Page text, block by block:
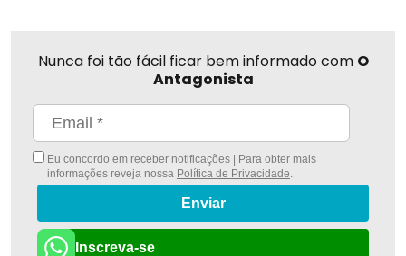
Nunca foi tão fácil ficar bem informado com O
Antagonista
Eu concordo em receber notificações | Para obter mais
informações reveja nossa Política de Privacidade.
Enviar
Inscreva-se